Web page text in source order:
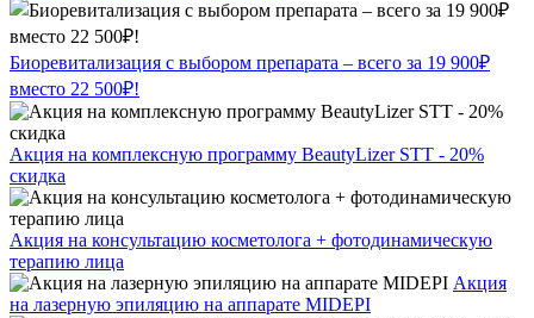
Биоревитализация с выбором препарата – всего за 19 900₽
вместо 22 500₽!
Акция на комплексную программу BeautyLizer STT - 20%
скидка
Акция на консультацию косметолога + фотодинамическую
терапию лица
Акция
на лазерную эпиляцию на аппарате MIDEPI